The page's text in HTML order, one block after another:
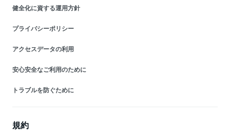
健全化に資する運用方針
プライバシーポリシー
アクセスデータの利用
安心安全なご利用のために
トラブルを防ぐために
規約